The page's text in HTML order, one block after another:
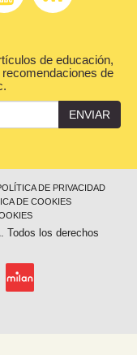
de educación,
de
ENVIAR
DE PRIVACIDAD
DE COOKIES
Todos los derechos